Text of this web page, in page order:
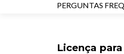
PERGUNTAS
Licença